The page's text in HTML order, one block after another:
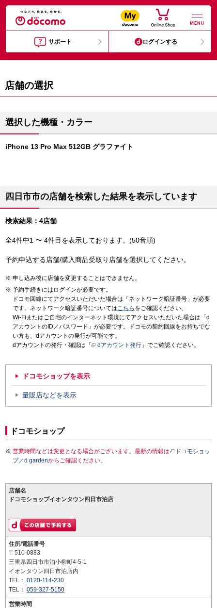
MENU
サポート ログインする
店舗の選択
選択した機種・カラー
iPhone 13 Pro Max 512GB グラファイト
四日市市の店舗を検索した結果を表示しています
検索結果：4店舗
全4件中1 〜 4件目を表示しております。(50音順)
予約申込する店舗/購入商品受取り店舗を選択してください。
申し込み後に店舗を変更することはできません。
予約手続きにはログインが必要です。
ドコモ回線にてアクセスいただいた場合は「ネットワーク暗証番号」が必要
です。ネットワーク暗証番号についてはこちら をご確認ください。
Wi-Fiまたはご自宅のインターネット環境にてアクセスいただいた場合は「d
アカウントのID／パスワード」が必要です。ドコモの契約回線をお持ちでな
い方も、dアカウントの発行が可能です。
dアカウントの発行・確認は「
dアカウント発行 」でご確認ください。
ドコモショップを表示
量販店などを表示
ドコモショップ
営業時間などは変更となる場合がございます。最新の情報は
ドコモショッ
プ／d gardenからご確認ください。
店舗名
ドコモショップイオンタウン四日市泊店
住所/電話番号
〒510-0883
三重県四日市市泊小柳町4-5-1
イオンタウン四日市泊店内
TEL： 0120-114-230
TEL： 059-327-5150
営業時間